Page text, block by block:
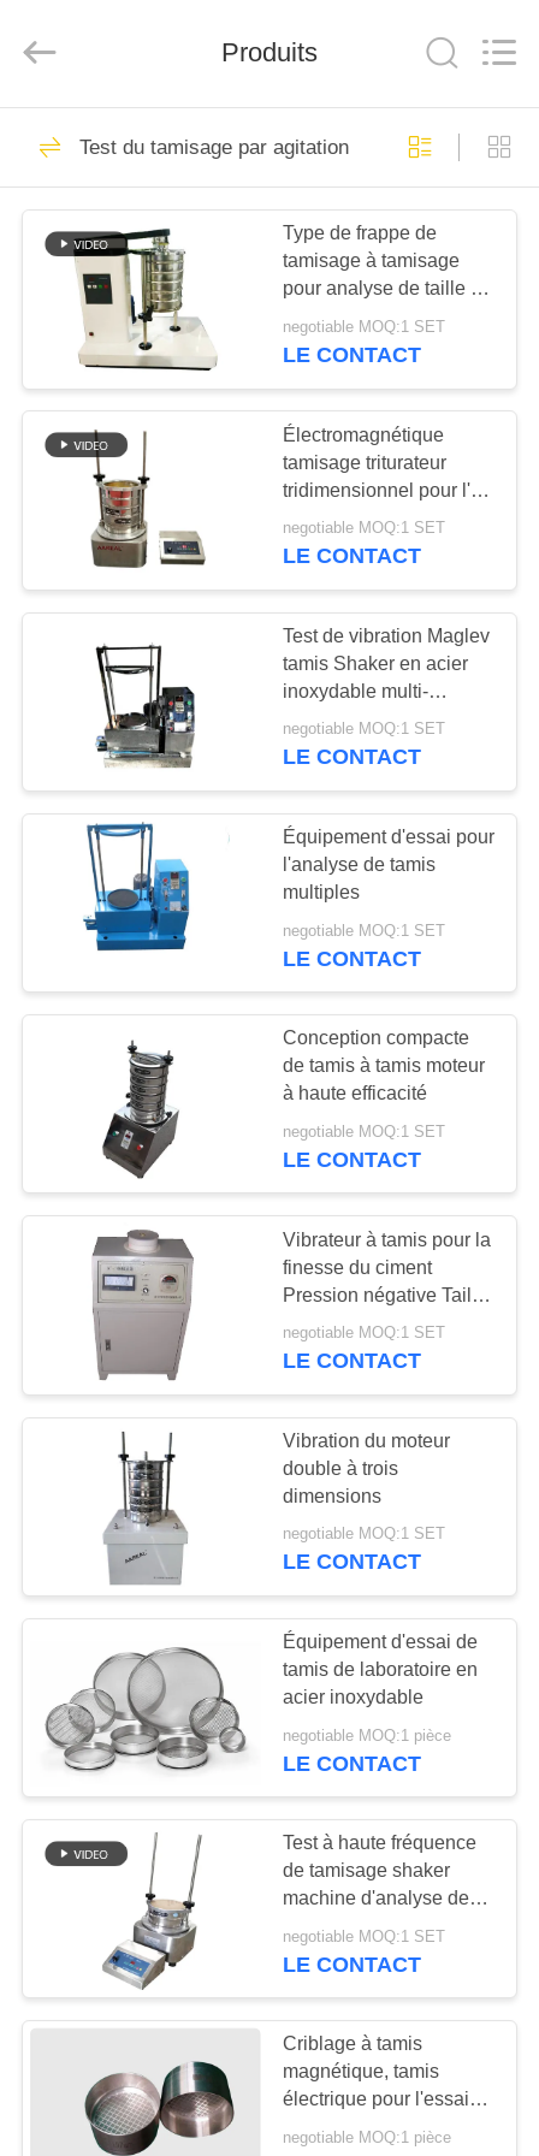
MAISON
PRODUITS
PROPOS
DE
NOUS
VISITE
DE
CONTRÔLE
LA
QUALITÉ
NOUS
CONTACTER
DEMANDEZ
UN DEVIS
SITE
PRIVACY
POLICY
Machine
Co.,Ltd.
Reserved.
Vibro machine à
écran
145
Tamis rotatoire
d'écran
102
Écran à haute
fréquence
30
Culbuteur Screening
Machine
Convoyeur vibrant
Écran de vibration
rectangulaire
91
Classificateur d'air à
écran turbo
23
Test du tamisage
par agitation
Produits
Test du tamisage par agitation
Type de frappe de
tamisage à tamisage
pour analyse de taille de
particules en laboratoire
negotiable MOQ:1 SET
LE CONTACT
Électromagnétique
tamisage triturateur
tridimensionnel pour l'
inspection de granularité
de laboratoire
negotiable MOQ:1 SET
LE CONTACT
Test de vibration Maglev
tamis Shaker en acier
inoxydable multi-
mouvement pour le
tonique
negotiable MOQ:1 SET
LE CONTACT
Équipement d'essai pour
l'analyse de tamis
multiples
negotiable MOQ:1 SET
LE CONTACT
Conception compacte
de tamis à tamis moteur
à haute efficacité
negotiable MOQ:1 SET
LE CONTACT
Vibrateur à tamis pour la
finesse du ciment
Pression négative Taille
des particules du jet d'air
negotiable MOQ:1 SET
LE CONTACT
Vibration du moteur
double à trois
dimensions
negotiable MOQ:1 SET
LE CONTACT
Équipement d'essai de
tamis de laboratoire en
acier inoxydable
negotiable MOQ:1 pièce
LE CONTACT
Test à haute fréquence
de tamisage shaker
machine d'analyse de
tamisage 3000 fois/min
negotiable MOQ:1 SET
LE CONTACT
Criblage à tamis
magnétique, tamis
électrique pour l'essai
de formage, destiné aux
negotiable MOQ:1 pièce